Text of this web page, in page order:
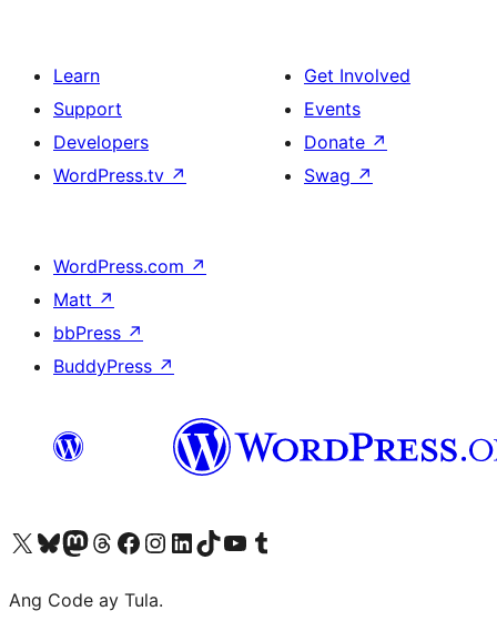
Learn
Support
Developers
WordPress.tv ↗
Get Involved
Events
Donate ↗
Swag ↗
WordPress.com ↗
Matt ↗
bbPress ↗
BuddyPress ↗
Visit our X (formerly Twitter) account
Bisitahin ang aming Bluesky account
Visit our Mastodon account
Bisitahin ang aming Threads account
Visit our Facebook page
Visit our Instagram account
Visit our LinkedIn account
Bisitahin ang aming TikTok account
Visit our YouTube channel
Bisitahin ang aming Tumblr account
Ang Code ay Tula.